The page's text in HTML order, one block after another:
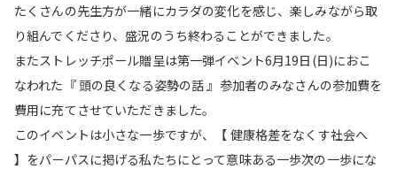
たくさんの先生方が一緒にカラダの変化を感じ、楽しみながら取
り組んでくださり、盛況のうち終わることができました。
またストレッチポール贈呈は第一弾イベント6月19日(日)におこ
なわれた『 頭の良くなる姿勢の話 』参加者のみなさんの参加費を
費用に充てさせていただきました。
このイベントは小さな一歩ですが、【 健康格差をなくす社会へ
】をパーパスに掲げる私たちにとって意味ある一歩次の一歩にな